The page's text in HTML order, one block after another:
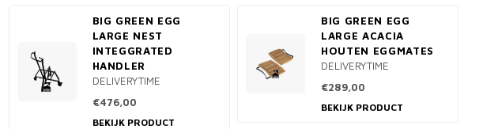
BIG GREEN EGG
LARGE NEST
INTEGGRATED
HANDLER
DELIVERYTIME
€476,00
BEKIJK PRODUCT
BIG GREEN EGG
LARGE ACACIA
HOUTEN EGGMATES
DELIVERYTIME
€289,00
BEKIJK PRODUCT